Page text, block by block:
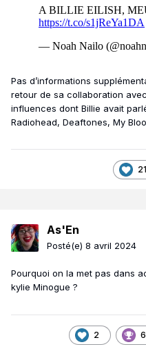
Pas d’informations
retour de sa collaboration
influences dont Billie avait
Radiohead, Deaftones, My
21
As'En
Posté(e) 8 avril 2024
Pourquoi on la met pas dans
kylie Minogue ?
2 6